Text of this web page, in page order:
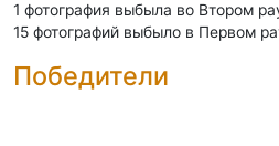
1 фотография выбыла во Втором
15 фотографий выбыло в Первом
Победители